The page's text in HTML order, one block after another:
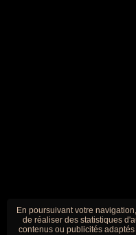
En poursuivant votre
de réaliser des statistiques
contenus ou publicités